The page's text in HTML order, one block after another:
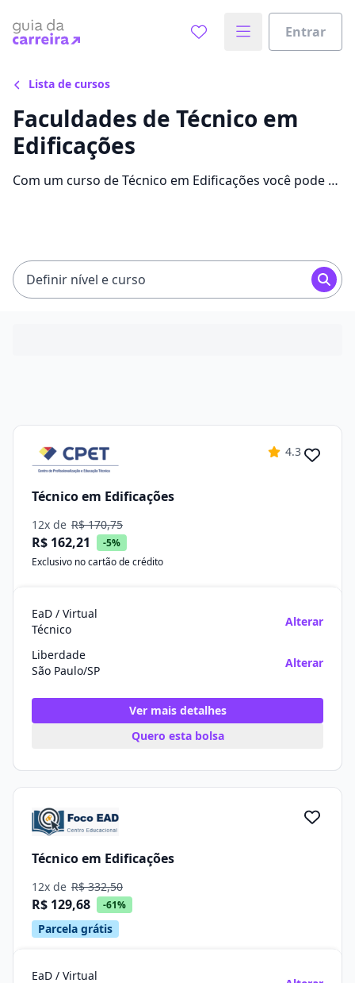
Entrar
Lista de cursos
Faculdades de Técnico em
Edificações
Com um curso de Técnico em Edificações você pode se
Definir nível e curso
4.3
Técnico em Edificações
12x de R$ 170,75
R$ 162,21
-5%
Exclusivo no cartão de crédito
EaD / Virtual
Técnico
Alterar
Liberdade
São Paulo/SP
Alterar
Ver mais detalhes
Quero esta bolsa
Técnico em Edificações
12x de R$ 332,50
R$ 129,68 -61%
Parcela grátis
EaD / Virtual